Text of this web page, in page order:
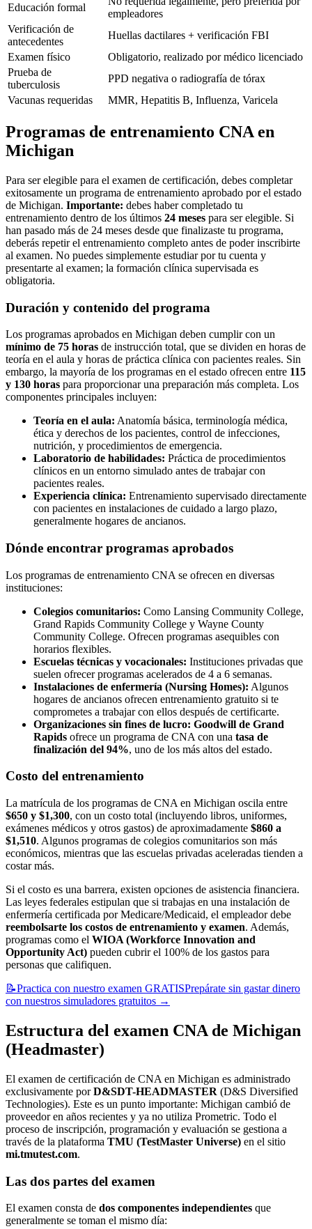
Educación formal
empleadores
Verificación de
antecedentes
Huellas dactilares + verificación FBI
Examen físico
Obligatorio, realizado por médico licenciado
Prueba de
tuberculosis
PPD negativa o radiografía de tórax
Vacunas requeridas
MMR, Hepatitis B, Influenza, Varicela
Programas de entrenamiento CNA en
Michigan
Para ser elegible para el examen de certificación, debes completar
exitosamente un programa de entrenamiento aprobado por el estado
de Michigan. Importante: debes haber completado tu
entrenamiento dentro de los últimos 24 meses para ser elegible. Si
han pasado más de 24 meses desde que finalizaste tu programa,
deberás repetir el entrenamiento completo antes de poder inscribirte
al examen. No puedes simplemente estudiar por tu cuenta y
presentarte al examen; la formación clínica supervisada es
obligatoria.
Duración y contenido del programa
Los programas aprobados en Michigan deben cumplir con un
mínimo de 75 horas de instrucción total, que se dividen en horas de
teoría en el aula y horas de práctica clínica con pacientes reales. Sin
embargo, la mayoría de los programas en el estado ofrecen entre 115
y 130 horas para proporcionar una preparación más completa. Los
componentes principales incluyen:
Teoría en el aula: Anatomía básica, terminología médica,
ética y derechos de los pacientes, control de infecciones,
nutrición, y procedimientos de emergencia.
Laboratorio de habilidades: Práctica de procedimientos
clínicos en un entorno simulado antes de trabajar con
pacientes reales.
Experiencia clínica: Entrenamiento supervisado directamente
con pacientes en instalaciones de cuidado a largo plazo,
generalmente hogares de ancianos.
Dónde encontrar programas aprobados
Los programas de entrenamiento CNA se ofrecen en diversas
instituciones:
Colegios comunitarios: Como Lansing Community College,
Grand Rapids Community College y Wayne County
Community College. Ofrecen programas asequibles con
horarios flexibles.
Escuelas técnicas y vocacionales: Instituciones privadas que
suelen ofrecer programas acelerados de 4 a 6 semanas.
Instalaciones de enfermería (Nursing Homes): Algunos
hogares de ancianos ofrecen entrenamiento gratuito si te
comprometes a trabajar con ellos después de certificarte.
Organizaciones sin fines de lucro: Goodwill de Grand
Rapids ofrece un programa de CNA con una tasa de
finalización del 94%, uno de los más altos del estado.
Costo del entrenamiento
La matrícula de los programas de CNA en Michigan oscila entre
$650 y $1,300, con un costo total (incluyendo libros, uniformes,
exámenes médicos y otros gastos) de aproximadamente $860 a
$1,510. Algunos programas de colegios comunitarios son más
económicos, mientras que las escuelas privadas aceleradas tienden a
costar más.
Si el costo es una barrera, existen opciones de asistencia financiera.
Las leyes federales estipulan que si trabajas en una instalación de
enfermería certificada por Medicare/Medicaid, el empleador debe
reembolsarte los costos de entrenamiento y examen. Además,
programas como el WIOA (Workforce Innovation and
Opportunity Act) pueden cubrir el 100% de los gastos para
personas que califiquen.
📝Practica con nuestro examen GRATISPrepárate sin gastar dinero
con nuestros simuladores gratuitos →
Estructura del examen CNA de Michigan
(Headmaster)
El examen de certificación de CNA en Michigan es administrado
exclusivamente porD&SDT-HEADMASTER (D&S Diversified
Technologies). Este es un punto importante: Michigan cambió de
proveedor en años recientes y ya no utiliza Prometric. Todo el
proceso de inscripción, programación y evaluación se gestiona a
través de la plataforma TMU (TestMaster Universe) en el sitio
mi.tmutest.com.
Las dos partes del examen
El examen consta de dos componentes independientes que
generalmente se toman el mismo día: